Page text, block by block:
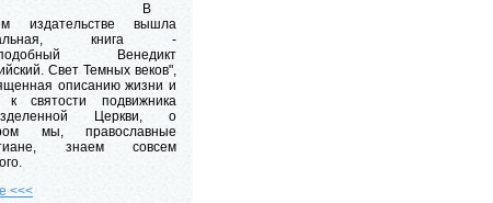
В
издательстве вышла
книга -
Венедикт
Свет Темных веков",
описанию жизни и
к святости подвижника
Церкви, о
мы, православные
знаем совсем
<<<